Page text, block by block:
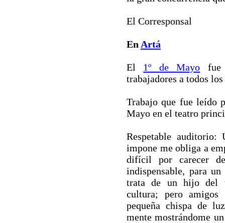
El Corresponsal
En Artá
El 1º de Mayo fue
trabajadores a todos
Trabajo que fue leído
Mayo en el teatro
Respetable
impone me obliga a
difícil por carecer
indispensable, para
trata de un hijo del
cultura; pero
pequeña chispa de
mente mostrándome